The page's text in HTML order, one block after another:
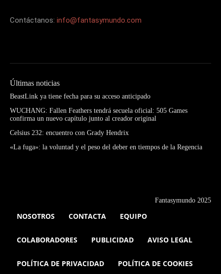
Contáctanos: info@fantasymundo.com
Últimas noticias
BeastLink ya tiene fecha para su acceso anticipado
WUCHANG: Fallen Feathers tendrá secuela oficial: 505 Games
confirma un nuevo capítulo junto al creador original
Celsius 232: encuentro con Grady Hendrix
«La fuga»: la voluntad y el peso del deber en tiempos de la Regencia
Fantasymundo 2025
NOSOTROS CONTACTA EQUIPO
COLABORADORES PUBLICIDAD AVISO LEGAL
POLÍTICA DE PRIVACIDAD POLÍTICA DE COOKIES